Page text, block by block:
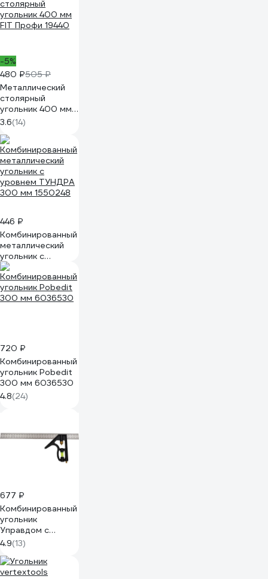
-5%
480 ₽505 ₽
Металлический
столярный
угольник 400 мм
FIT Профи 19440
3.6(14)
446 ₽
Комбинированный
металлический
угольник с
уровнем ТУНДРА
300 мм 1550248
720 ₽
Комбинированный
угольник Pobedit
300 мм 6036530
4.8(24)
677 ₽
Комбинированный
угольник
Управдом с
двусторонней
миллиметровой
шкалой
4100002473
4.9(13)